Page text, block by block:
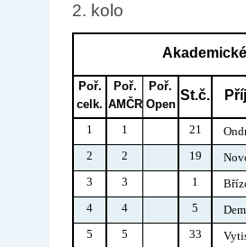
2. kolo
Poř.
celk.
Poř.
AMČR
Poř.
Open
St.č.
1 1 21
2
2 19
3
3 1
4
4 5
5
5 33